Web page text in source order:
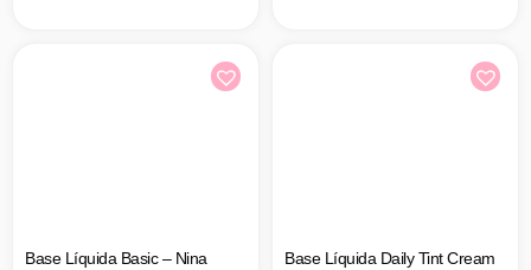
Base Líquida Basic – Nina
Base Líquida Daily Tint Cream